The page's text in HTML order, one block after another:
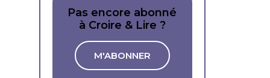
Pas encore abonné
à Croire & Lire ?
M'ABONNER